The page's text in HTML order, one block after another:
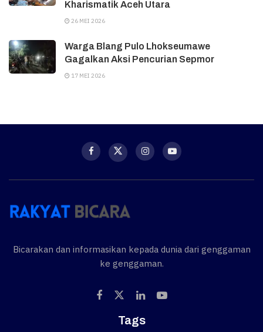
Kharismatik Aceh Utara
26 MEI 2026
Warga Blang Pulo Lhokseumawe
Gagalkan Aksi Pencurian Sepmor
17 MEI 2026
Bicarakan dan informasikan kepada dunia dari genggaman
ke genggaman.
Tags